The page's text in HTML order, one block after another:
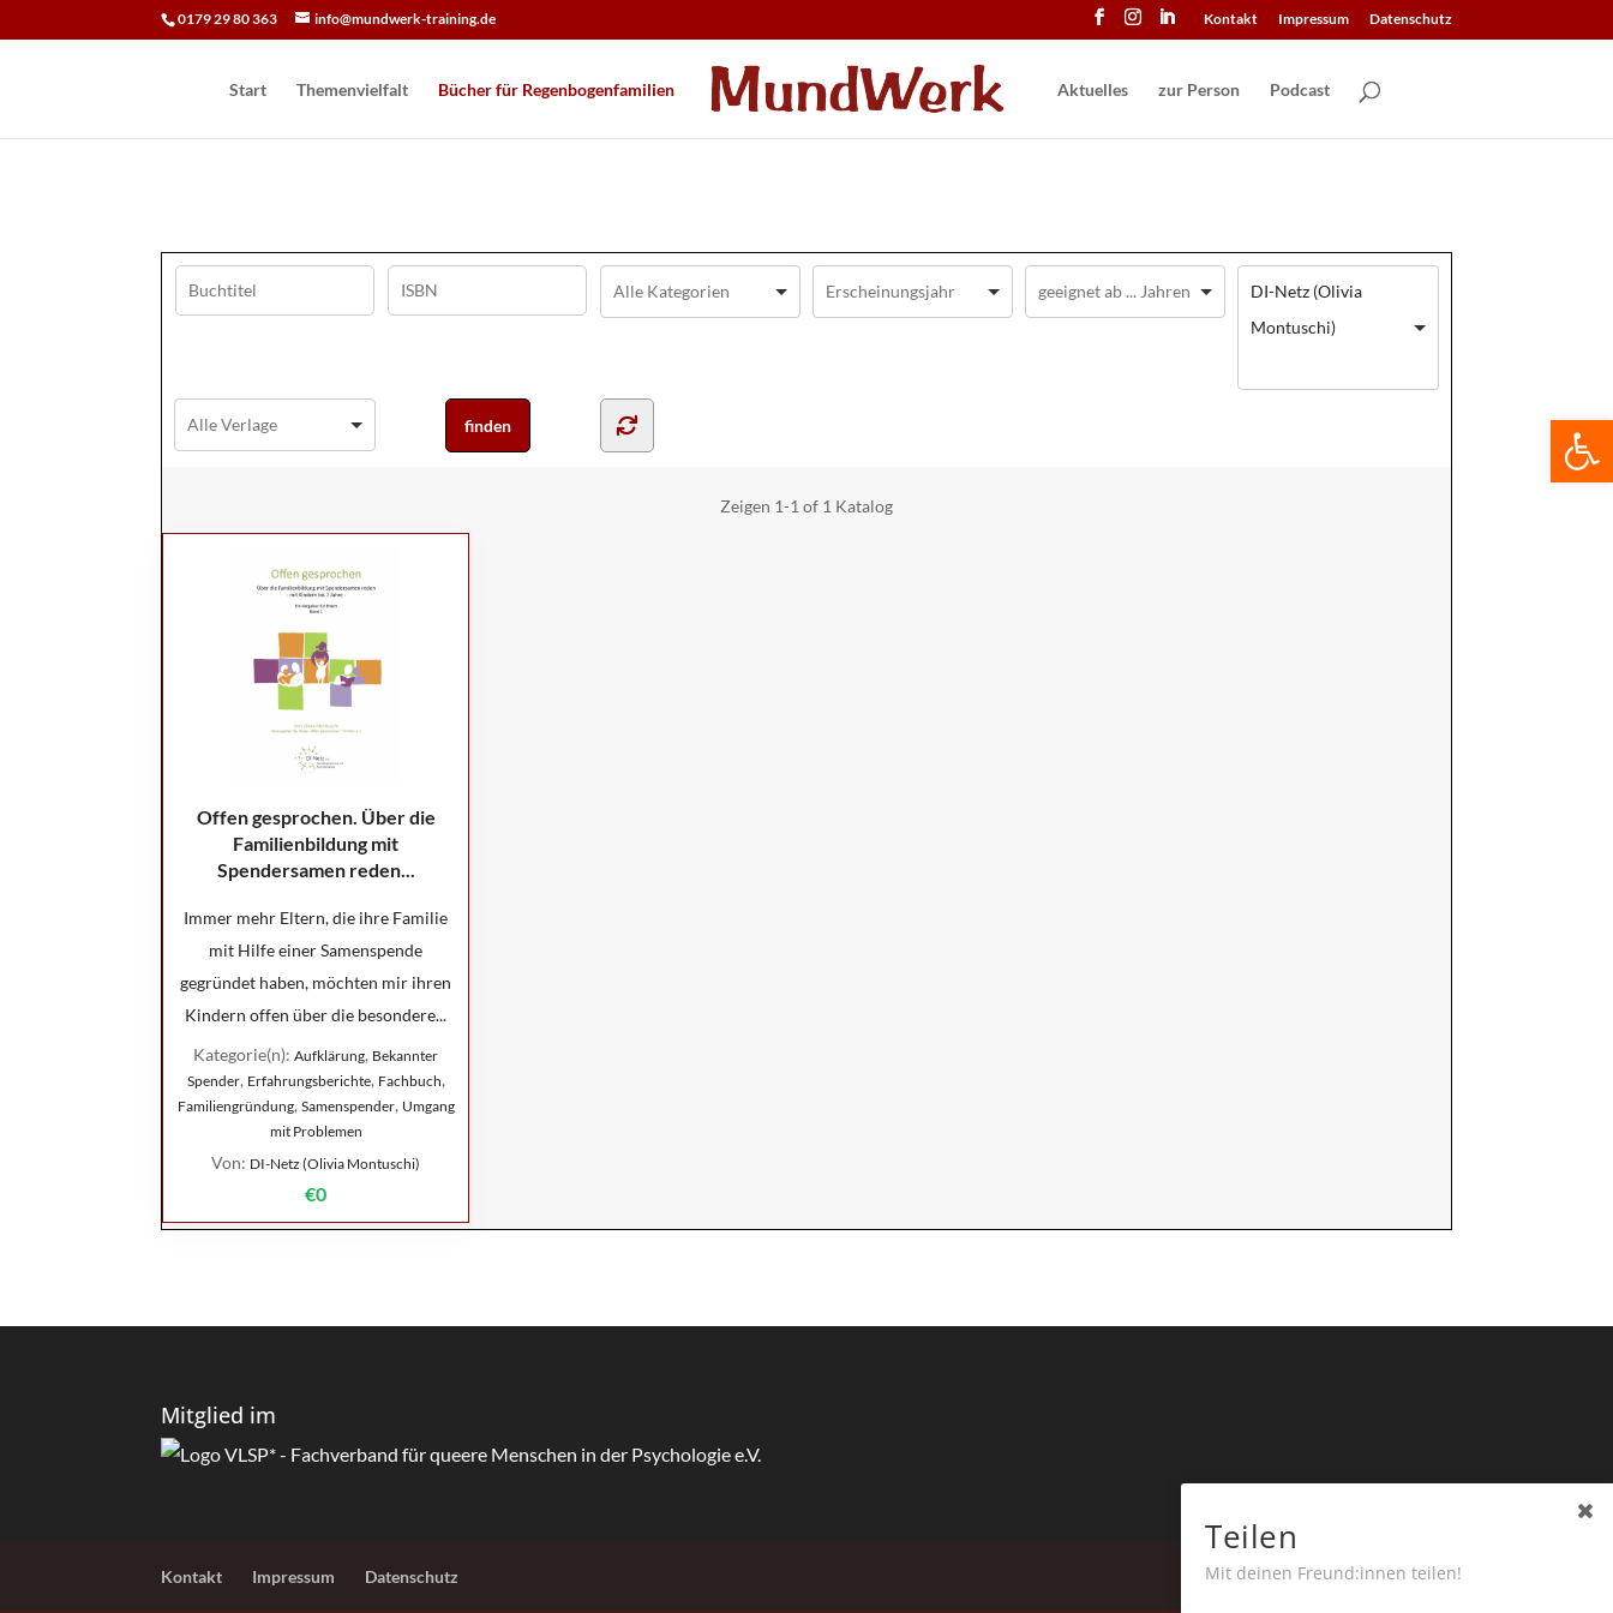
0179 29 80 363 info@mundwerk-training.de Kontakt Impressum Datenschutz
Start Themenvielfalt Bücher für Regen­bogen­familien Aktuelles zur Person Podcast
DI-Netz (Olivia
Montuschi)
Zeigen 1-1 of 1 Katalog
Offen gesprochen. Über die
Familienbildung mit
Spendersamen reden...
Immer mehr Eltern, die ihre Familie
mit Hilfe einer Samenspende
gegründet haben, möchten mir ihren
Kindern offen über die besondere...
Kategorie(n):Aufklärung, Bekannter
Spender, Erfahrungsberichte, Fachbuch,
Familiengründung, Samenspender, Umgang
mit Problemen
Von: DI-Netz (Olivia Montuschi)
€0
Mitglied im
Kontakt Impressum Datenschutz
Teilen
Mit deinen Freund:innen teilen!